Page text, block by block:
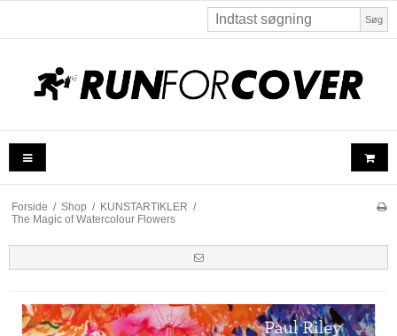
Søg
Forside / Shop / KUNSTARTIKLER /
The Magic of Watercolour Flowers